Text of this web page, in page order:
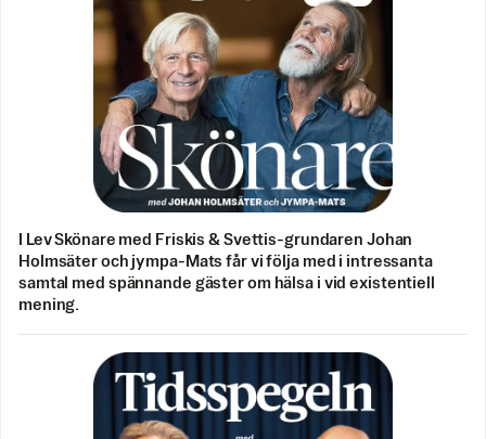
I Lev Skönare med Friskis & Svettis-grundaren Johan
Holmsäter och jympa-Mats får vi följa med i intressanta
samtal med spännande gäster om hälsa i vid existentiell
mening.